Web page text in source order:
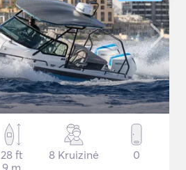
28 ft
9 m
8 Kruizinė 0